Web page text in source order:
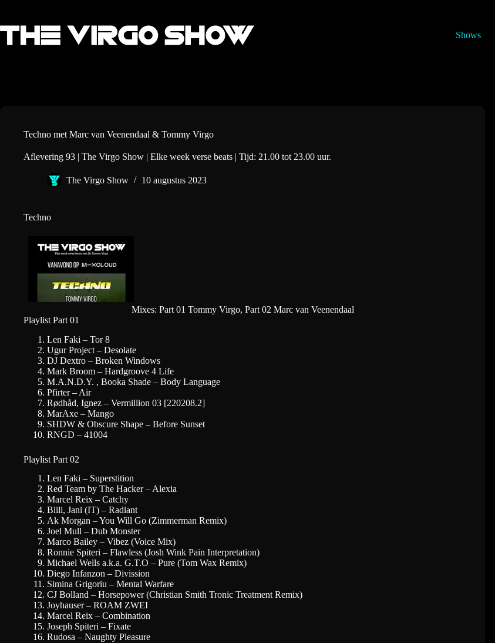
de
Shows
Techno met Marc van Veenendaal & Tommy Virgo
Aflevering 93 | The Virgo Show | Elke week verse beats | Tijd: 21.00 tot 23.00 uur.
The Virgo Show 10 augustus 2023
Techno
Mixes: Part 01 Tommy Virgo, Part 02 Marc van Veenendaal
Playlist Part 01
Len Faki – Tor 8
Ugur Project – Desolate
DJ Dextro – Broken Windows
Mark Broom – Hardgroove 4 Life
M.A.N.D.Y. , Booka Shade – Body Language
Pfirter – Air
Rødhåd, Ignez – Vermillion 03 [220208.2]
MarAxe – Mango
SHDW & Obscure Shape – Before Sunset
RNGD – 41004
Playlist Part 02
Len Faki – Superstition
Red Team by The Hacker – Alexia
Marcel Reix – Catchy
Blili, Jani (IT) – Radiant
Ak Morgan – You Will Go (Zimmerman Remix)
Joel Mull – Dub Monster
Marco Bailey – Vibez (Voice Mix)
Ronnie Spiteri – Flawless (Josh Wink Pain Interpretation)
Michael Wells a.k.a. G.T.O – Pure (Tom Wax Remix)
Diego Infanzon – Divission
Simina Grigoriu – Mental Warfare
CJ Bolland – Horsepower (Christian Smith Tronic Treatment Remix)
Joyhauser – ROAM ZWEI
Marcel Reix – Combination
Joseph Spiteri – Fixate
Rudosa – Naughty Pleasure